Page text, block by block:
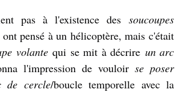
pas à l'existence des soucoupes
pensé à un hélicoptère, mais c'était
volantequi se mit à décrire un arc
l'impression de vouloirse poser
de cercle/boucle temporelle avec la